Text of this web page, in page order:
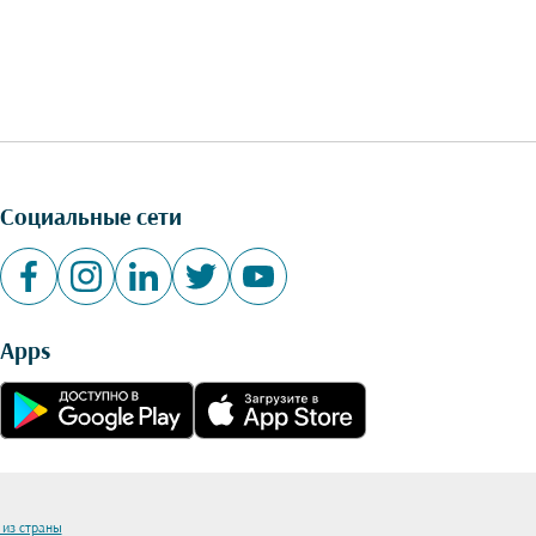
Социальные сети
Apps
из страны